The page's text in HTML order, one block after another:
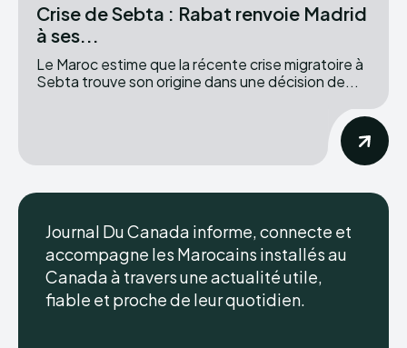
Crise de Sebta : Rabat renvoie Madrid
à ses...
Le Maroc estime que la récente crise migratoire à
Sebta trouve son origine dans une décision de...
Journal Du Canada informe, connecte et
accompagne les Marocains installés au
Canada à travers une actualité utile,
fiable et proche de leur quotidien.